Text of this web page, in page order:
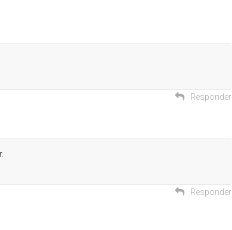
Responder
Responder